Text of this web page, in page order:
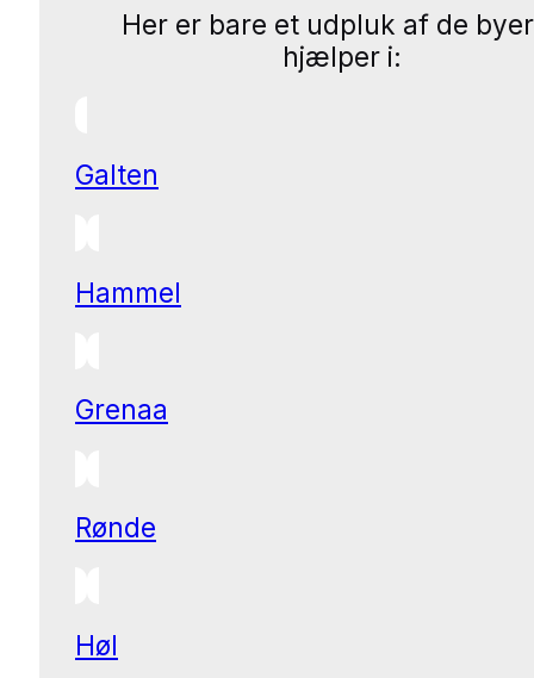
Her er bare et udpluk af de
hjælper i:
Galten
Hammel
Grenaa
Rønde
Høl